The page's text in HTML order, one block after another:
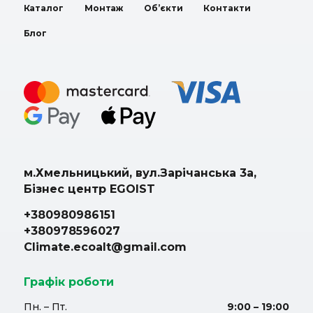
Каталог Монтаж Об’єкти Контакти
Блог
м.Хмельницький, вул.Зарічанська 3а,
Бізнес центр EGOIST
+380980986151
+380978596027
Climate.ecoalt@gmail.com
Графік роботи
Пн. – Пт. 9:00 – 19:00